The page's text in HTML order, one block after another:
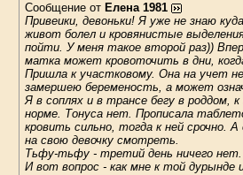
Сообщение от Елена 1981
Привеики, девоньки! Я уже не знаю
живот болел и кровянистые
пойти. У меня такое второй раз))
матка может кровоточить в дни,
Пришла к участковому. Она на учет
замершею беременость, а может
Я в соплях и в трансе бегу в роддом,
норме. Тонуса нет. Прописала
кровить сильно, тогда к ней срочно.
на свою девочку смотреть.
Тьфу-тьфу - третий день ничего нет.
И вот вопрос - как мне к той